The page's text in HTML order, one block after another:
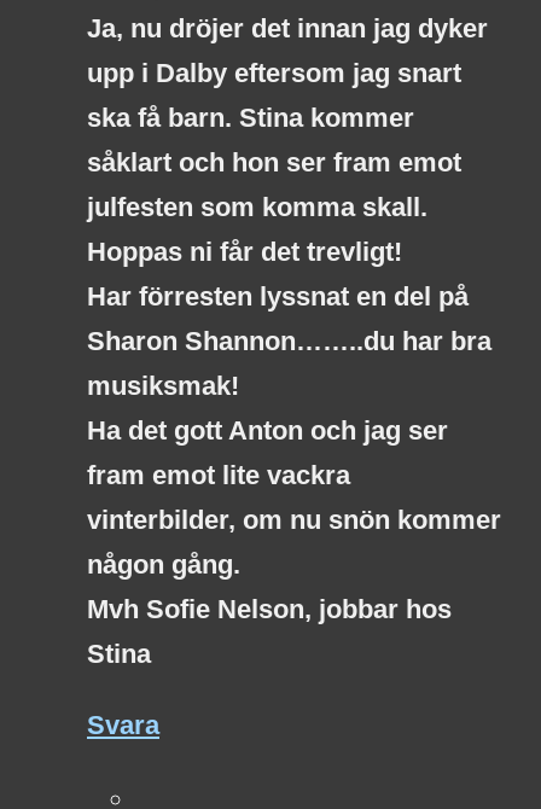
Ja, nu dröjer det innan jag dyker
upp i Dalby eftersom jag snart
ska få barn. Stina kommer
såklart och hon ser fram emot
julfesten som komma skall.
Hoppas ni får det trevligt!
Har förresten lyssnat en del på
Sharon Shannon……..du har bra
musiksmak!
Ha det gott Anton och jag ser
fram emot lite vackra
vinterbilder, om nu snön kommer
någon gång.
Mvh Sofie Nelson, jobbar hos
Stina
Svara